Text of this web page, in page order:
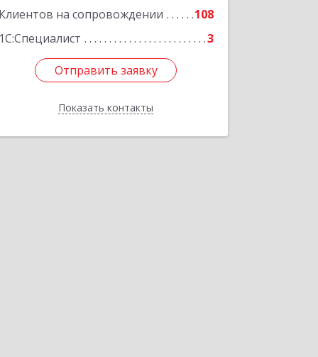
Клиентов на сопровождении
108
1С:Специалист
3
Отправить заявку
Показать контакты
Отправить заявку
Назад